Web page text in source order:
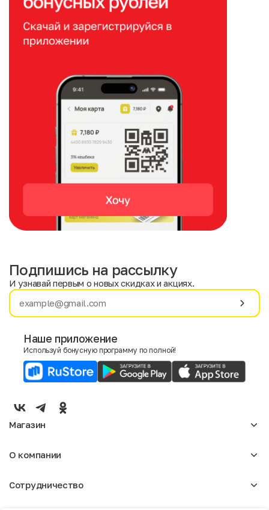
Имя
E-mail
Мужской
Подпишись на рассылку
И узнавай первым о новых скидках и акциях.
Наше приложение
Используй бонусную программу по полной!
Магазин
Мужское
О компании
Отзывы
Сотрудничество